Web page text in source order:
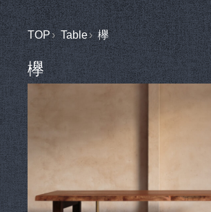
TOP Table 欅
欅